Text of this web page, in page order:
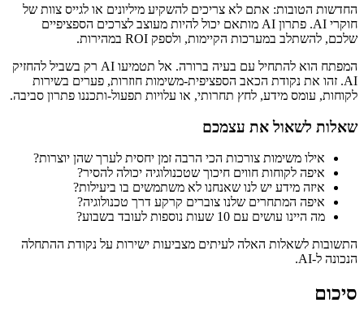
החדשות הטובות: אתם לא צריכים להשקיע מיליונים או לגייס צוות של
חוקרי AI. פתרון AI מותאם יכול להיות מעוצב לצרכים הספציפיים
שלכם, להשתלב במערכות הקיימות, ולספק ROI במהירות.
המפתח הוא להתחיל עם בעיה ברורה. אל תטמיעו AI רק בשביל להחזיק
AI. זהו את נקודת הכאב הספציפית-משימות חוזרות, פערים בשירות
לקוחות, עומס מידע, לחץ תחרותי, או עלויות תפעול-ותכננו פתרון סביבה.
שאלות לשאול את עצמכם
אילו משימות צורכות הכי הרבה זמן יחסית לערך שהן יוצרות?
איפה לקוחות חווים חיכוך שטכנולוגיה יכולה להסיר?
איזה מידע יש לנו שאנחנו לא משתמשים בו ביעילות?
איפה המתחרים שלנו צוברים קרקע דרך טכנולוגיה?
מה היינו עושים עם 10 שעות נוספות לעובד בשבוע?
התשובות לשאלות האלה לעיתים מצביעות ישירות על נקודת ההתחלה
הנכונה ל-AI.
סיכום